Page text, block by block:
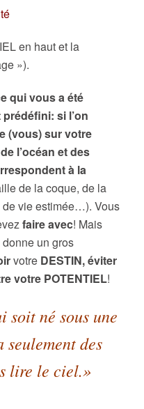
en haut et la
»).
qui vous a été
prédéfini: si l’on
(vous) sur votre
l’océan et des
à la
de la coque, de la
de vie estimée…). Vous
faire avec! Mais
un gros
votre DESTIN, éviter
votre POTENTIEL!
soit né sous une
des
lire le ciel.»